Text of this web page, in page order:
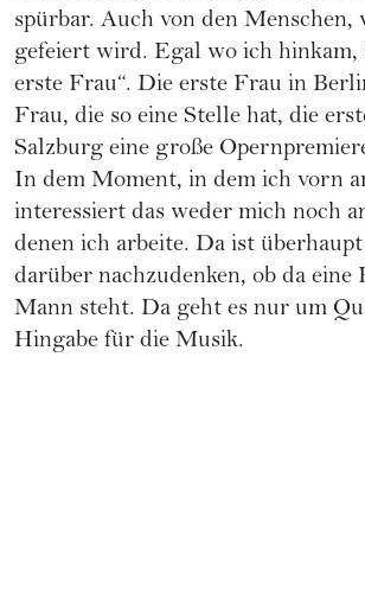
spürbar. Auch von den Menschen,
gefeiert wird. Egal wo ich hinkam,
erste Frau“. Die erste Frau in
Frau, die so eine Stelle hat, die
Salzburg eine große
In dem Moment, in dem ich vorn
interessiert das weder mich noch
denen ich arbeite. Da ist
darüber nachzudenken, ob da eine
Mann steht. Da geht es nur um
Hingabe für die Musik.